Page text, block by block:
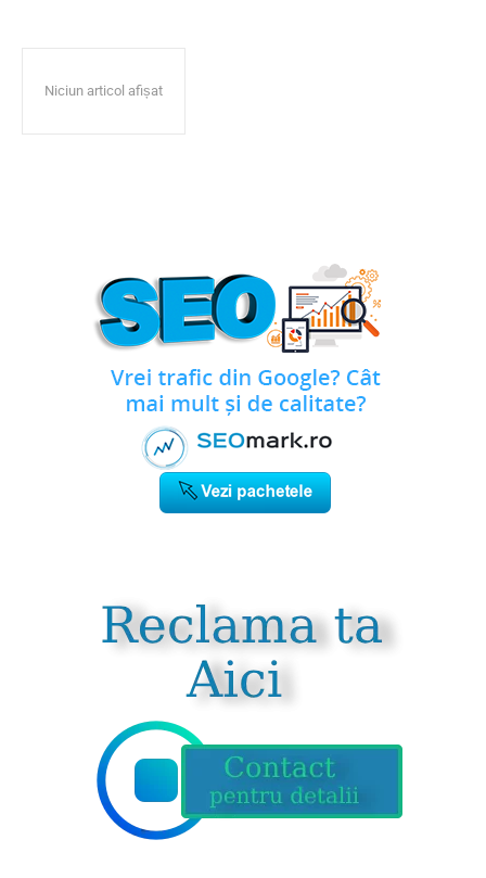
Niciun articol afișat